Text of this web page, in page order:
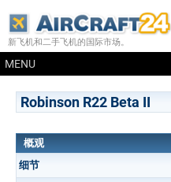
新飞机和二手飞机的国际市场。
MENU
Robinson R22 Beta II
概观
细节